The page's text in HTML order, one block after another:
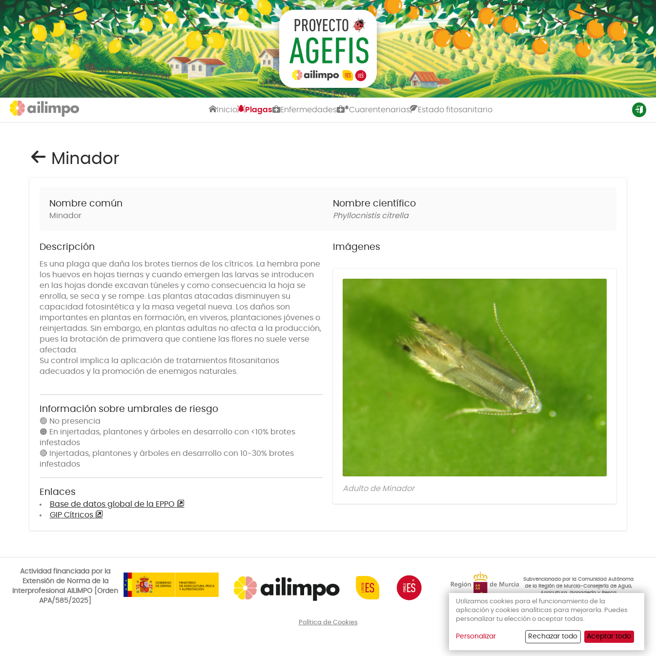
Inicio Plagas Enfermedades Cuarentenarias Estado fitosanitario
Minador
Nombre común
Minador
Nombre científico
Phyllocnistis citrella
Descripción
Es una plaga que daña los brotes tiernos de los cítricos. La hembra pone
los huevos en hojas tiernas y cuando emergen las larvas se introducen
en las hojas donde excavan túneles y como consecuencia la hoja se
enrolla, se seca y se rompe. Las plantas atacadas disminuyen su
capacidad fotosintética y la masa vegetal nueva. Los daños son
importantes en plantas en formación, en viveros, plantaciones jóvenes o
reinjertadas. Sin embargo, en plantas adultas no afecta a la producción,
pues la brotación de primavera que contiene las flores no suele verse
afectada.
Su control implica la aplicación de tratamientos fitosanitarios
adecuados y la promoción de enemigos naturales.
Información sobre umbrales de riesgo
🟢 No presencia
🟠 En injertadas, plantones y árboles en desarrollo con <10% brotes
infestados
🔴 Injertadas, plantones y árboles en desarrollo con 10-30% brotes
infestados
Enlaces
Base de datos global de la EPPO
GIP Cítricos
Imágenes
Adulto de Minador
Actividad financiada por la
Extensión de Norma de la
Interprofesional AILIMPO [Orden
APA/585/2025]
Subvencionado por la Comunidad Autónoma
de la Región de Murcia-Consejería de Agua,
Agricultura, Ganadería y Pesca
Política de Cookies
Utilizamos cookies para el funcionamiento de la
aplicación y cookies analíticas para mejorarla. Puedes
personalizar tu elección o aceptar todas.
Personalizar Rechazar todo Aceptar todo